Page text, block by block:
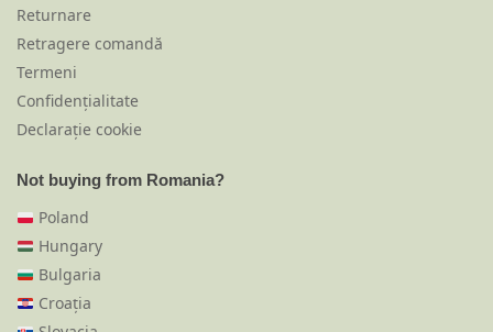
Returnare
Retragere comandă
Termeni
Confidențialitate
Declarație cookie
Not buying from Romania?
Poland
Hungary
Bulgaria
Croația